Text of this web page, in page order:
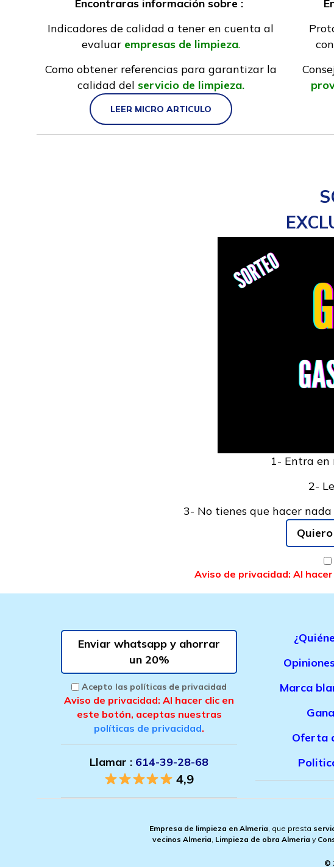
Encontraras información sobre :
Indicadores de calidad a tener en cuenta al
evaluar empresas de limpieza.
Como obtener referencias para garantizar la
calidad del servicio de limpieza.
LEER MICRO ARTICULO
1- Entra
2-
3- No tienes que hacer nada
Aviso de privacidad: Al
Enviar whatsapp y ahorrar
un 20%
Acepto las políticas de privacidad
Aviso de privacidad: Al hacer clic en
este botón, aceptas nuestras
políticas de privacidad.
Llamar : 614-39-28-68
4,9
Marca bla
Oferta
Empresa de limpieza en Almeria , que presta
vecinos Almeria Limpieza de obra Almeria y
©